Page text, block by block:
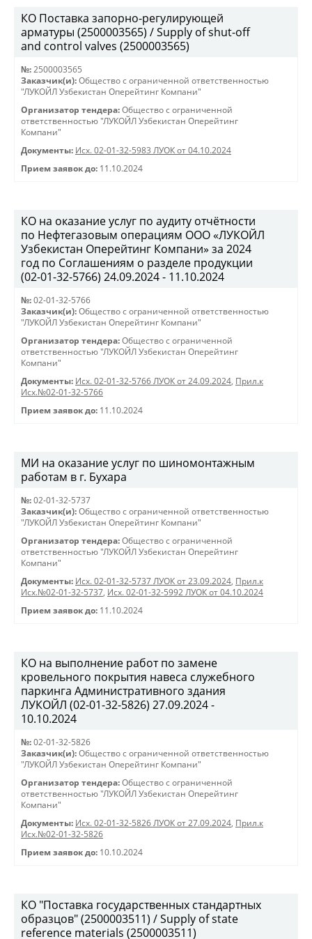
КО Поставка запорно-регулирующей
арматуры (2500003565) / Supply of shut-off
and control valves (2500003565)
№: 2500003565
Заказчик(и): Общество с ограниченной ответственностью
"ЛУКОЙЛ Узбекистан Оперейтинг Компани"
Организатор тендера: Общество с ограниченной
ответственностью "ЛУКОЙЛ Узбекистан Оперейтинг
Компани"
Документы: Исх. 02-01-32-5983 ЛУОК от 04.10.2024
Прием заявок до: 11.10.2024
КО на оказание услуг по аудиту отчётности
по Нефтегазовым операциям ООО «ЛУКОЙЛ
Узбекистан Оперейтинг Компани» за 2024
год по Соглашениям о разделе продукции
(02-01-32-5766) 24.09.2024 - 11.10.2024
№: 02-01-32-5766
Заказчик(и): Общество с ограниченной ответственностью
"ЛУКОЙЛ Узбекистан Оперейтинг Компани"
Организатор тендера: Общество с ограниченной
ответственностью "ЛУКОЙЛ Узбекистан Оперейтинг
Компани"
Документы: Исх. 02-01-32-5766 ЛУОК от 24.09.2024, Прил.к
Исх.№02-01-32-5766
Прием заявок до: 11.10.2024
МИ на оказание услуг по шиномонтажным
работам в г. Бухара
№: 02-01-32-5737
Заказчик(и): Общество с ограниченной ответственностью
"ЛУКОЙЛ Узбекистан Оперейтинг Компани"
Организатор тендера: Общество с ограниченной
ответственностью "ЛУКОЙЛ Узбекистан Оперейтинг
Компани"
Документы: Исх. 02-01-32-5737 ЛУОК от 23.09.2024, Прил.к
Исх.№02-01-32-5737, Исх. 02-01-32-5992 ЛУОК от 04.10.2024
Прием заявок до: 11.10.2024
КО на выполнение работ по замене
кровельного покрытия навеса служебного
паркинга Административного здания
ЛУКОЙЛ (02-01-32-5826) 27.09.2024 -
10.10.2024
№: 02-01-32-5826
Заказчик(и): Общество с ограниченной ответственностью
"ЛУКОЙЛ Узбекистан Оперейтинг Компани"
Организатор тендера: Общество с ограниченной
ответственностью "ЛУКОЙЛ Узбекистан Оперейтинг
Компани"
Документы: Исх. 02-01-32-5826 ЛУОК от 27.09.2024, Прил.к
Исх.№02-01-32-5826
Прием заявок до: 10.10.2024
КО "Поставка государственных стандартных
образцов" (2500003511) / Supply of state
reference materials (2500003511)